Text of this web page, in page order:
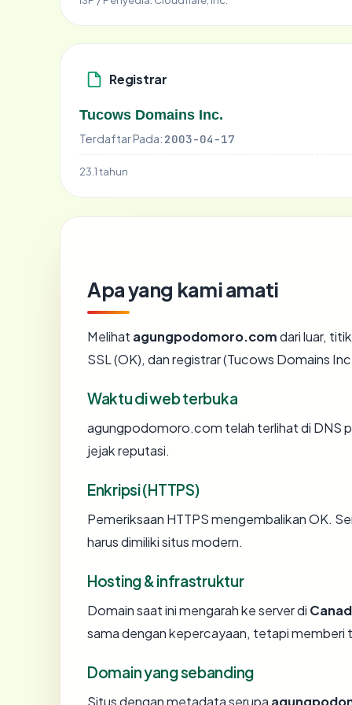
Registrar
Tucows Domains Inc.
Terdaftar Pada: 2003-04-17
23.1 tahun
Apa yang kami amati
Melihat agungpodomoro.comdari luar,
SSL (OK), dan registrar (Tucows Domains
Waktu di web terbuka
agungpodomoro.com telah terlihat di DNS
jejak reputasi.
Enkripsi (HTTPS)
Pemeriksaan HTTPS mengembalikan OK.
harus dimiliki situs modern.
Hosting & infrastruktur
Domain saat ini mengarah ke server di
sama dengan kepercayaan, tetapi memberi
Domain yang sebanding
Situs dengan metadata serupa